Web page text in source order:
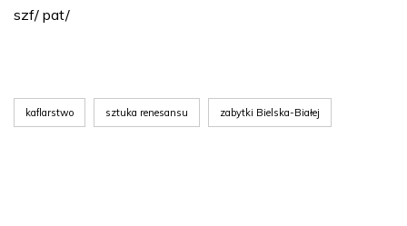
szf/ pat/
kaflarstwo sztuka renesansu zabytki Bielska-Białej